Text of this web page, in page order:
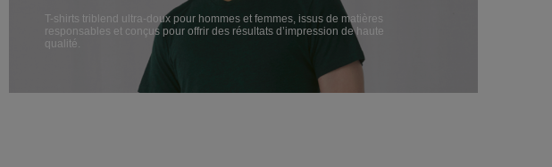
T-shirts triblend ultra-doux pour hommes et femmes, issus de matières
responsables et conçus pour offrir des résultats d’impression de haute
qualité.